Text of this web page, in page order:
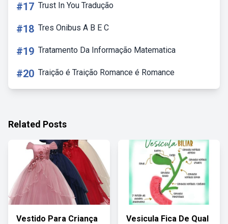
#17 Trust In You Tradução
#18 Tres Onibus A B E C
#19 Tratamento Da Informação Matematica
#20 Traição é Traição Romance é Romance
Related Posts
Vestido Para Criança
Vesicula Fica De Qual